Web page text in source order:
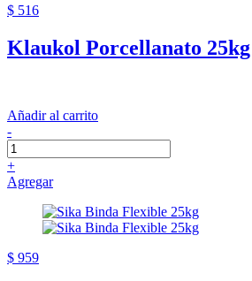
$ 516
Klaukol Porcellanato 25kg
Añadir al carrito
-
+
Agregar
$ 959